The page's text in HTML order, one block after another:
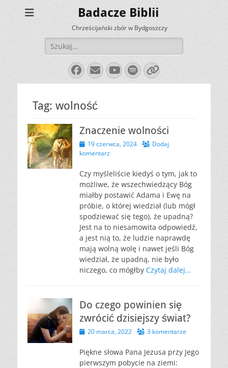
Badacze Biblii
Chrześcijański zbór w Bydgoszczy
Szukaj:
Facebook
E-
mail
YouTube
Spotify
Link
Tag: wolność
Znaczenie wolności
Opublikowano
19 czerwca, 2024
Dodaj
komentarz
Czy myśleliście kiedyś o tym, jak to
możliwe, że wszechwiedzący Bóg
miałby postawić Adama i Ewę na
próbie, o której wiedział (lub mógł
spodziewać się tego), że upadną?
Jest na to niesamowita odpowiedź,
a jest nią to, że ludzie naprawdę
mają wolną wolę i nawet jeśli Bóg
wiedział, że upadną, nie było
niczego, co mógłby Czytaj dalej…
Do czego powinien się
zwrócić dzisiejszy świat?
Opublikowano
20 marca, 2022 3 komentarze
Piękne słowa Pana Jezusa przy Jego
pierwszym pobycie na ziemi: